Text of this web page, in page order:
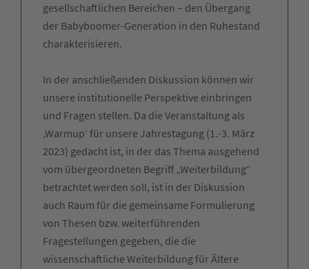
gesellschaftlichen Bereichen – den Übergang
der Babyboomer-Generation in den Ruhestand
charakterisieren.
In der anschließenden Diskussion können wir
unsere institutionelle Perspektive einbringen
und Fragen stellen. Da die Veranstaltung als
‚Warmup‘ für unsere Jahrestagung (1.-3. März
2023) gedacht ist, in der das Thema ausgehend
vom übergeordneten Begriff „Weiterbildung“
betrachtet werden soll, ist in der Diskussion
auch Raum für die gemeinsame Formulierung
von Thesen bzw. weiterführenden
Fragestellungen gegeben, die die
wissenschaftliche Weiterbildung für Ältere